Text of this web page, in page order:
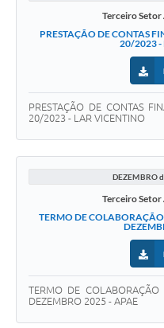
Terceiro Setor
PRESTAÇÃO DE CONTAS
20/2023 -
PRESTAÇÃO DE CONTAS
20/2023 - LAR VICENTINO
DEZEMBRO
Terceiro Setor
TERMO DE
TERMO DE COLABORAÇÃO
DEZEMBRO 2025 - APAE